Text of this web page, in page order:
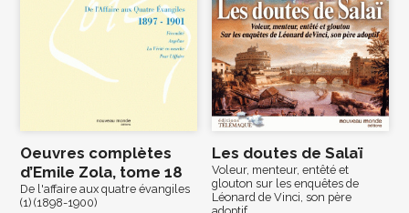
Oeuvres complètes
d’Emile Zola, tome 18
De l'affaire aux quatre évangiles
(1) (1898-1900)
Les doutes de Salaï
Voleur, menteur, entêté et
glouton sur les enquêtes de
Léonard de Vinci, son père